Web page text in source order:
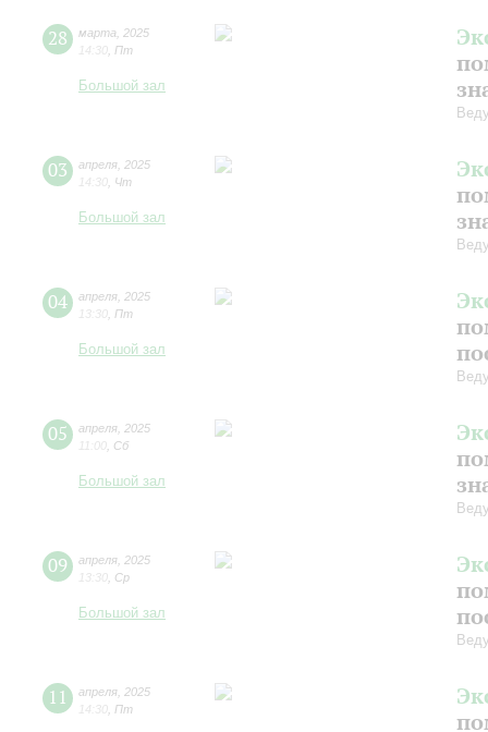
28 марта
2025
14:30 Пт
Большой зал
03 апреля 2025
14:30 Чт
Большой зал
04 апреля 2025
13:30 Пт
Большой зал
05 апреля 2025
11:00 Сб
Большой зал
09 апреля 2025
13:30 Ср
Большой зал
11 апреля 2025
14:30 Пт